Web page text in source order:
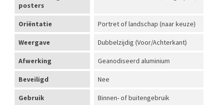
posters
Oriëntatie Portret of landschap (naar keuze)
Weergave Dubbelzijdig (Voor/Achterkant)
Afwerking Geanodiseerd aluminium
Beveiligd Nee
Gebruik Binnen- of buitengebruik